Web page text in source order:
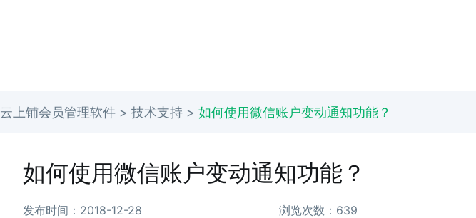
云上铺会员管理软件 > 技术支持 > 如何使用微信账户变动通知功能？
如何使用微信账户变动通知功能？
发布时间：2018-12-28 浏览次数：639